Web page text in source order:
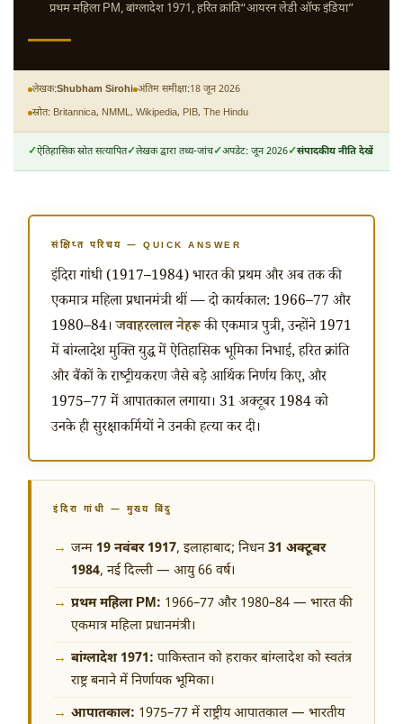
प्रथम महिला PM, बांग्लादेश 1971, हरित क्रांति“आयरन लेडी ऑफ इंडिया”
लेखक:Shubham Sirohi अंतिम समीक्षा:18 जून 2026
स्रोत: Britannica, NMML, Wikipedia, PIB, The Hindu
ऐतिहासिक स्रोत सत्यापित लेखक द्वारा तथ्य-जांच अपडेट: जून 2026 संपादकीय नीति देखें
संक्षिप्त परिचय — QUICK ANSWER
इंदिरा गांधी (1917–1984) भारत की प्रथम और अब तक की
एकमात्र महिला प्रधानमंत्री थीं — दो कार्यकाल: 1966–77 और
1980–84।जवाहरलाल नेहरूकी एकमात्र पुत्री, उन्होंने 1971
में बांग्लादेश मुक्ति युद्ध में ऐतिहासिक भूमिका निभाई, हरित क्रांति
और बैंकों के राष्ट्रीयकरण जैसे बड़े आर्थिक निर्णय किए, और
1975–77 में आपातकाल लगाया। 31 अक्टूबर 1984 को
उनके ही सुरक्षाकर्मियों ने उनकी हत्या कर दी।
इंदिरा गांधी — मुख्य बिंदु
जन्म 19 नवंबर 1917, इलाहाबाद; निधन31 अक्टूबर
1984, नई दिल्ली — आयु 66 वर्ष।
प्रथम महिला PM: 1966–77 और 1980–84 — भारत की
एकमात्र महिला प्रधानमंत्री।
बांग्लादेश 1971: पाकिस्तान को हराकर बांग्लादेश को स्वतंत्र
राष्ट्र बनाने में निर्णायक भूमिका।
आपातकाल: 1975–77 में राष्ट्रीय आपातकाल — भारतीय